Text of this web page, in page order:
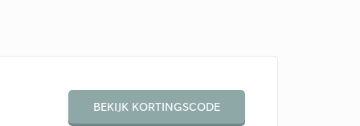
BEKIJK KORTINGSCODE